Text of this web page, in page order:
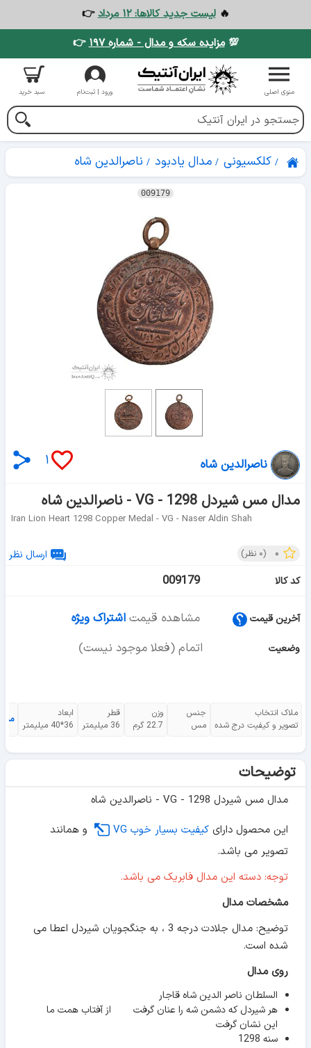
🔥لیست جدید کالاها: ۱۲ مرداد
👉
💯مزایده سکه و مدال - شماره ۱۹۷ 👉
منوی اصلی ورود | ثبت‌نام سبد خرید
کلکسیونی مدال یادبود ناصرالدین شاه
009179
۱ ناصرالدین شاه
مدال مس شیردل 1298 - VG - ناصرالدین شاه
Iran Lion Heart 1298 Copper Medal - VG - Naser Aldin Shah
۰ (۰ نظر)
ارسال نظر
کد کالا
009179
آخرین قیمت مشاهده قیمت اشتراک ویژه
وضعیت اتمام (فعلا موجود نیست)
ملاک انتخاب
تصویر و کیفیت درج شده
جنس
مس
وزن
22.7 گرم
قطر
36 میلیمتر
ابعاد
36*40 میلیمتر
توضیحات
مدال مس شیردل 1298 - VG - ناصرالدین شاه
این محصول دارای کیفیت بسیار خوب VG
و همانند
تصویر می باشد.
توجه: دسته این مدال فابریک می باشد.
مشخصات مدال
توضیح: مدال جلادت درجه 3 ، به جنگجویان شیردل اعطا می
شده است.
روی مدال
السلطان ناصر الدین شاه قاجار
هر شیردل که دشمن شه را عنان گرفت از آفتاب همت ما
این نشان گرفت
سنه 1298